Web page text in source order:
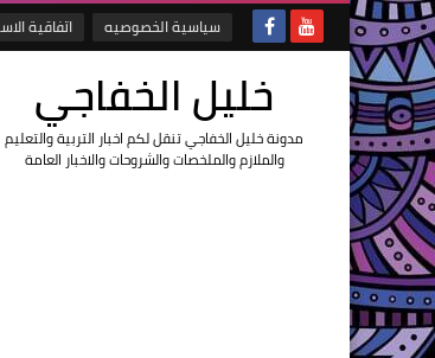
سياسية الخصوصيه اتفاقية
خليل الخفاجي
مدونة خليل الخفاجي تنقل لكم اخبار التربية والتعليم
والملازم والملخصات والشروحات والاخبار العامة